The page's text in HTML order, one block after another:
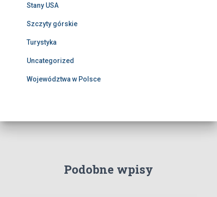
Stany USA
Szczyty górskie
Turystyka
Uncategorized
Województwa w Polsce
Podobne wpisy